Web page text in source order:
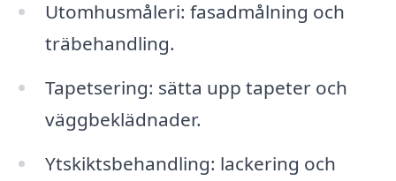
Utomhusmåleri: fasadmålning och
träbehandling.
Tapetsering: sätta upp tapeter och
väggbeklädnader.
Ytskiktsbehandling: lackering och